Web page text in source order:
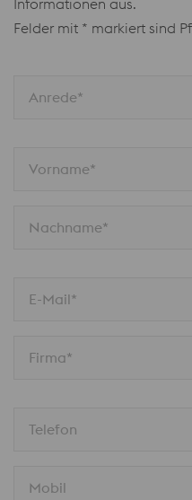
Informationen aus.
Felder mit * markiert sind
Anrede*
Vorname*
Nachname*
E-Mail*
Firma*
Telefon
Mobil